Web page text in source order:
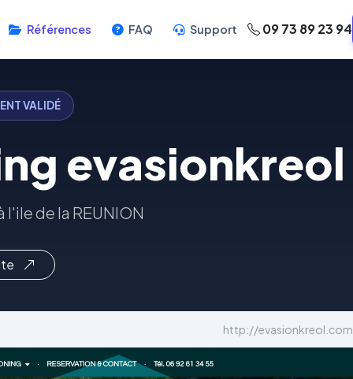
Références FAQ Support 09 73 89 23 94
VALIDÉ
evasionkreol
de la REUNION
http://evasionkreol.com